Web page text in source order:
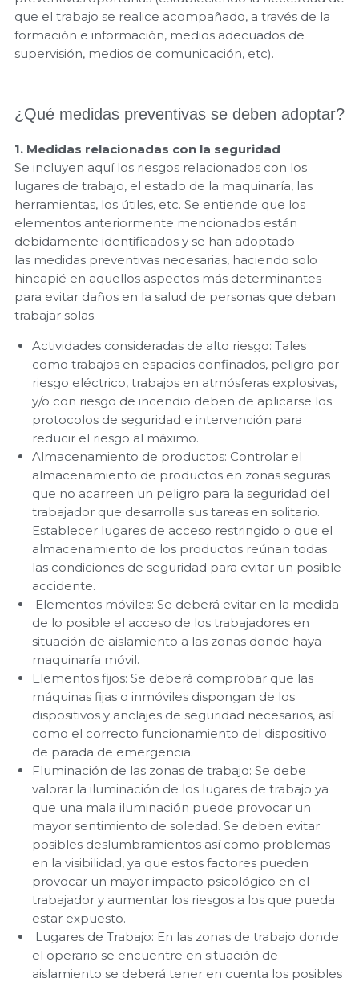
que el trabajo se realice acompañado, a través de la
formación e información, medios adecuados de
supervisión, medios de comunicación, etc).
¿Qué medidas preventivas se deben adoptar?
1. Medidas relacionadas con la seguridad
Se incluyen aquí los riesgos relacionados con los
lugares de trabajo, el estado de la maquinaría, las
herramientas, los útiles, etc. Se entiende que los
elementos anteriormente mencionados están
debidamente identificados y se han adoptado
las medidas preventivas necesarias, haciendo solo
hincapié en aquellos aspectos más determinantes
para evitar daños en la salud de personas que deban
trabajar solas.
Actividades consideradas de alto riesgo: Tales
como trabajos en espacios confinados, peligro por
riesgo eléctrico, trabajos en atmósferas explosivas,
y/o con riesgo de incendio deben de aplicarse los
protocolos de seguridad e intervención para
reducir el riesgo al máximo.
Almacenamiento de productos: Controlar el
almacenamiento de productos en zonas seguras
que no acarreen un peligro para la seguridad del
trabajador que desarrolla sus tareas en solitario.
Establecer lugares de acceso restringido o que el
almacenamiento de los productos reúnan todas
las condiciones de seguridad para evitar un posible
accidente.
Elementos móviles: Se deberá evitar en la medida
de lo posible el acceso de los trabajadores en
situación de aislamiento a las zonas donde haya
maquinaría móvil.
Elementos fijos: Se deberá comprobar que las
máquinas fijas o inmóviles dispongan de los
dispositivos y anclajes de seguridad necesarios, así
como el correcto funcionamiento del dispositivo
de parada de emergencia.
Fluminación de las zonas de trabajo: Se debe
valorar la iluminación de los lugares de trabajo ya
que una mala iluminación puede provocar un
mayor sentimiento de soledad. Se deben evitar
posibles deslumbramientos así como problemas
en la visibilidad, ya que estos factores pueden
provocar un mayor impacto psicológico en el
trabajador y aumentar los riesgos a los que pueda
estar expuesto.
Lugares de Trabajo: En las zonas de trabajo donde
el operario se encuentre en situación de
aislamiento se deberá tener en cuenta los posibles